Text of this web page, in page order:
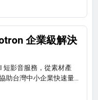
轉換率。
企業級解決
短影音服務，從素材產
助台灣中小企業快速量